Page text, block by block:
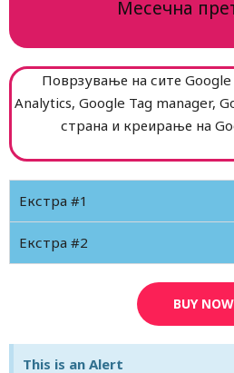
Месечна
Поврзување на сите
Analytics, Google Tag manager,
страна и креирање на
Екстра #1
Екстра #2
BUY NOW
This is an Alert